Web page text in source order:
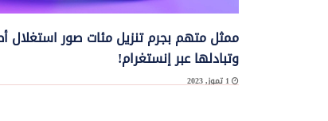
ممثل متهم بجرم تنزيل مئات صور استغلال
وتبادلها عبر إنستغرام!
1 تموز, 2023